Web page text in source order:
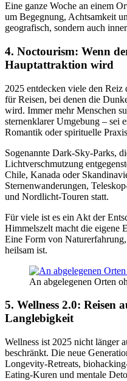
Eine ganze Woche an einem
um Begegnung, Achtsamkeit
geografisch, sondern auch
4. Noctourism: Wenn
Hauptattraktion wird
2025 entdecken viele den
für Reisen, bei denen die
wird. Immer mehr Menschen
sternenklarer Umgebung – sei
Romantik oder spirituelle
Sogenannte Dark-Sky-Parks,
Lichtverschmutzung
Chile, Kanada oder
Sternenwanderungen,
und Nordlicht-Touren statt.
Für viele ist es ein Akt der
Himmelszelt macht die eigene
Eine Form von
heilsam ist.
An abgelegenen Orten
5. Wellness 2.0: Reisen
Langlebigkeit
Wellness ist 2025 nicht länger
beschränkt. Die neue
Longevity-Retreats,
Eating-Kuren und mentale